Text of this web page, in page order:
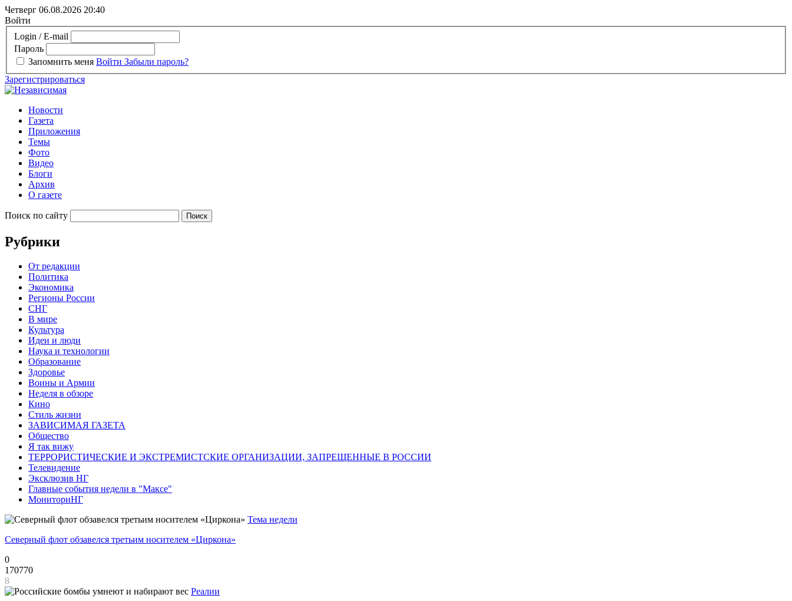
Четверг 06.08.2026 20:40
Войти
Login / E-mail
Пароль
Запомнить меня Войти Забыли пароль?
Зарегистрироваться
Новости
Газета
Приложения
Темы
Фото
Видео
Блоги
Архив
О газете
Поиск по сайту
Рубрики
От редакции
Политика
Экономика
Регионы России
СНГ
В мире
Культура
Идеи и люди
Наука и технологии
Образование
Здоровье
Воины и Армии
Неделя в обзоре
Кино
Стиль жизни
ЗАВИСИМАЯ ГАЗЕТА
Общество
Я так вижу
ТЕРРОРИСТИЧЕСКИЕ И ЭКСТРЕМИСТСКИЕ ОРГАНИЗАЦИИ, ЗАПРЕЩЕННЫЕ В РОССИИ
Телевидение
Эксклюзив НГ
Главные события недели в "Максе"
МониториНГ
Тема недели
Северный флот обзавелся третьим носителем «Циркона»
0
170770
8
Реалии